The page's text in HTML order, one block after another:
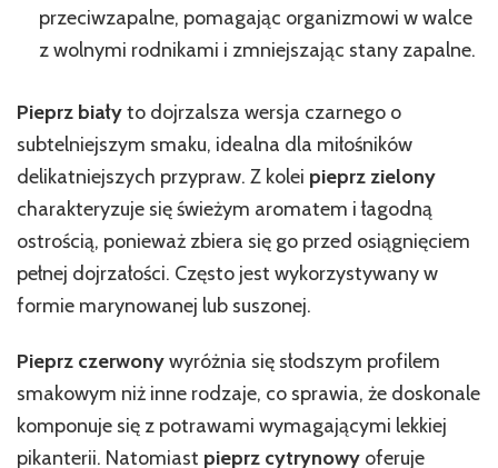
przeciwzapalne, pomagając organizmowi w walce
z wolnymi rodnikami i zmniejszając stany zapalne.
Pieprz białyto dojrzalsza wersja czarnego o
subtelniejszym smaku, idealna dla miłośników
delikatniejszych przypraw. Z kolei pieprz zielony
charakteryzuje się świeżym aromatem i łagodną
ostrością, ponieważ zbiera się go przed osiągnięciem
pełnej dojrzałości. Często jest wykorzystywany w
formie marynowanej lub suszonej.
Pieprz czerwonywyróżnia się słodszym profilem
smakowym niż inne rodzaje, co sprawia, że doskonale
komponuje się z potrawami wymagającymi lekkiej
pikanterii. Natomiast pieprz cytrynowy oferuje